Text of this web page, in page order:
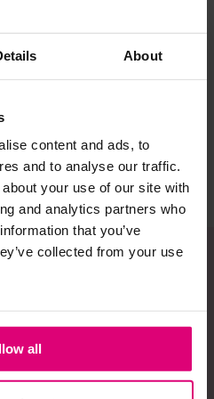
About
content and ads, to
and to analyse our traffic.
your use of our site with
and analytics partners who
that you’ve
collected from your use
all
zo lang mogelijk uit.
wol-programma. Dit
op een handdoek.
pilling en scheer het
een kledingtondeuse.
zijn niet bestand tegen de hitte
Sunset Fashion
Ketting kraal panter
op onze
en ontvang een